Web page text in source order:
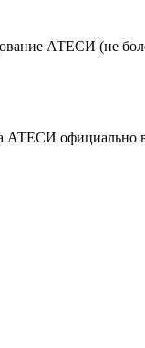
АТЕСИ (не
официально